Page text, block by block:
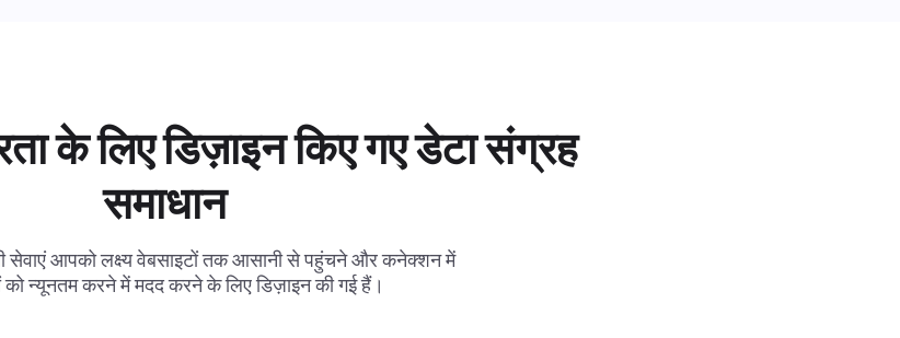
के लिए डिज़ाइन किए गए डेटा संग्रह
समाधान
सेवाएं आपको लक्ष्य वेबसाइटों तक आसानी से पहुंचने और कनेक्शन में
को न्यूनतम करने में मदद करने के लिए डिज़ाइन की गई हैं।